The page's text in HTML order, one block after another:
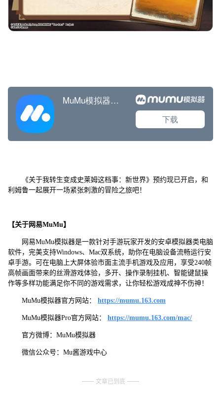
《关于我转生变成史莱姆这档事：新世界》预约现已开启，和
利姆鲁一起展开一场紧张刺激的冒险之旅吧！
【关于网易MuMu】
网易MuMu模拟器是一款针对手游玩家开发的安卓模拟器类电脑
软件，完美支持Windows、Mac双系统，助你在电脑设备流畅运行安
卓手游。可在电脑上大屏体验市面主流手机游戏及应用，享受240帧
高帧画面带来的丝滑游戏体验，多开、操作录制挂机、智能键鼠操
作等多样功能满足你不同的游戏需求，让你轻松游戏成神不伤神！
MuMu模拟器官方网站： https://mumu.163.com
MuMu模拟器Pro官方网站： https://mumu.163.com/mac/
官方微博：MuMu模拟器
微信公众号：Mu酱游戏中心
文章已到底